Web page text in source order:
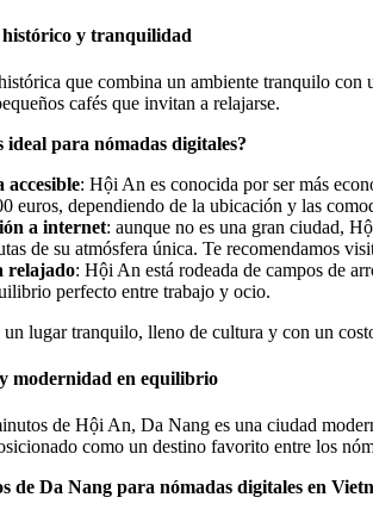
y tranquilidad
que combina un ambiente tranquilo
cafés que invitan a relajarse.
ideal para nómadas digitales?
accesible: Hội An es conocida por ser más
euros, dependiendo de la ubicación y las
a internet: aunque no es una gran ciudad,
de su atmósfera única. Te recomendamos
relajado: Hội An está rodeada de campos de
perfecto entre trabajo y ocio.
un lugar tranquilo, lleno de cultura y con un
modernidad en equilibrio
de Hội An, Da Nang es una ciudad
como un destino favorito entre los
de Da Nang para nómadas digitales en